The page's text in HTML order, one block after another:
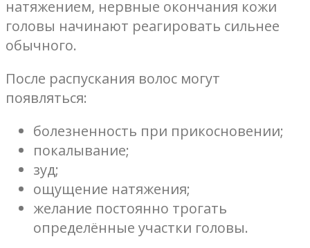
натяжением, нервные окончания кожи
головы начинают реагировать сильнее
обычного.
После распускания волос могут
появляться:
болезненность при прикосновении;
покалывание;
зуд;
ощущение натяжения;
желание постоянно трогать
определённые участки головы.